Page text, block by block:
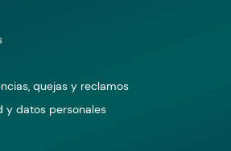
quejas y reclamos
y datos personales